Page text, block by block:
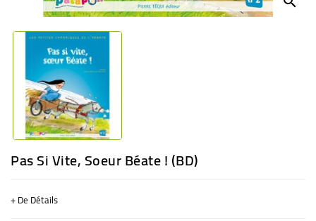
Pas Si Vite, Soeur Béate ! (BD)
+ De Détails